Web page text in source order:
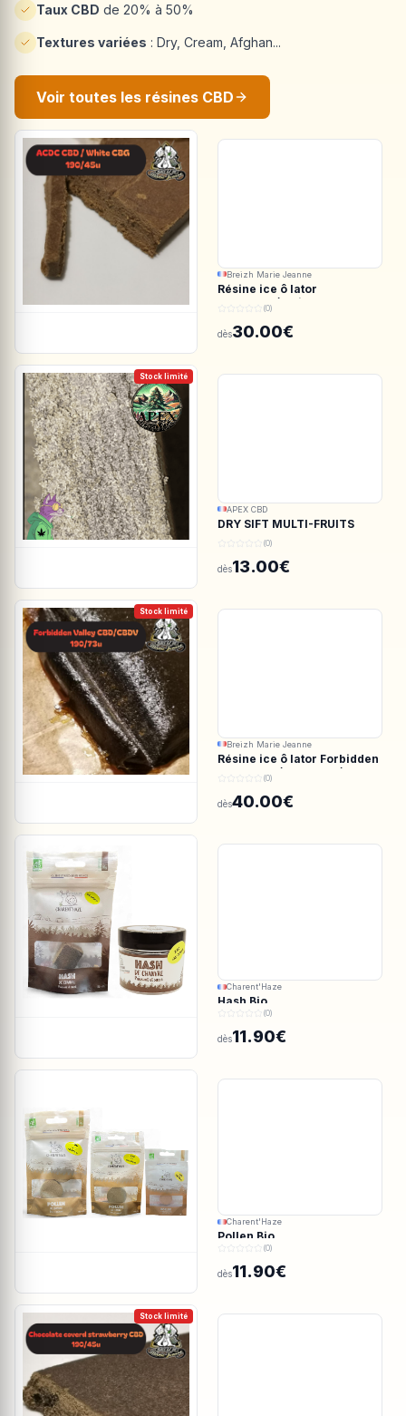
Breizh Marie Jeanne
Résine ice ô lator
ACDC.CBD/White CBG
(0)
dès30.00€
Stock limité
APEX CBD
DRY SIFT MULTI-FRUITS
150u CBD - APEX CBD
(0)
dès13.00€
Stock limité
Breizh Marie Jeanne
Résine ice ô lator Forbidden
valley CBD/CBDV 190/73u
(0)
dès40.00€
Charent'Haze
Hash Bio
(0)
dès11.90€
Charent'Haze
Pollen Bio
(0)
dès11.90€
Stock limité
Taux CBD de 20% à 50%
Textures variées : Dry, Cream, Afghan...
Voir toutes les résines CBD